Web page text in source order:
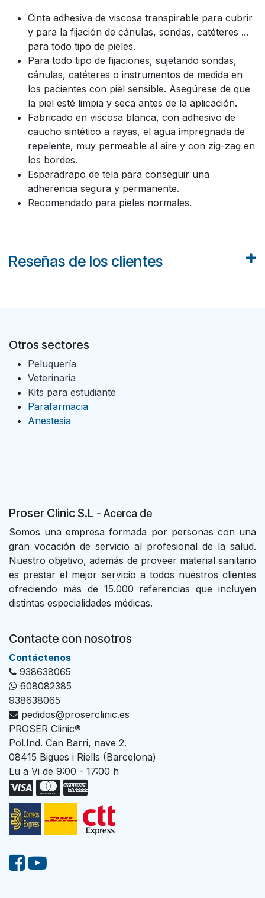
Cinta adhesiva de viscosa transpirable para cubrir
y para la fijación de cánulas, sondas, catéteres ...
para todo tipo de pieles.
Para todo tipo de fijaciones, sujetando sondas,
cánulas, catéteres o instrumentos de medida en
los pacientes con piel sensible. Asegúrese de que
la piel esté limpia y seca antes de la aplicación.
Fabricado en viscosa blanca, con adhesivo de
caucho sintético a rayas, el agua impregnada de
repelente, muy permeable al aire y con zig-zag en
los bordes.
Esparadrapo de tela para conseguir una
adherencia segura y permanente.
Recomendado para pieles normales.
Reseñas de los clientes
Otros sectores
Peluquería
Veterinaria
Kits para estudiante
Parafarmacia
Anestesia
Proser Clinic S.L - Acerca de
Somos una empresa formada por personas con una
gran vocación de servicio al profesional de la salud.
Nuestro objetivo, además de proveer material sanitario
es prestar el mejor servicio a todos nuestros clientes
ofreciendo más de 15.000 referencias que incluyen
distintas especialidades médicas.
Contacte con nosotros
Con​tác​tenos
938638065
608082385
938638065
pedidos@proserclinic.es
PROSER Clinic®
Pol.Ind. Can Barri, nave 2.
08415 Bigues i Riells (Barcelona)
Lu a Vi de 9:00 - 17:00 h